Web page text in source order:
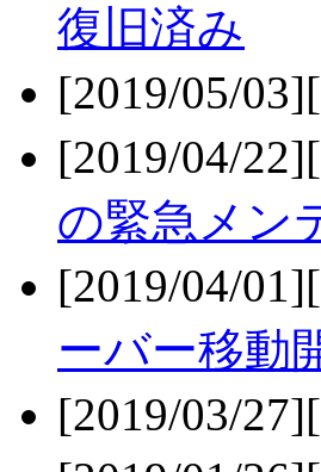
復旧済み
[2019/05/
[2019/04/
の緊急メン
[2019/04/
ーバー移動
[2019/03/